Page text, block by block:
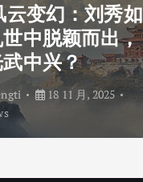
云变幻：刘秀如
中脱颖而出，
中兴？
18 11 月, 2025